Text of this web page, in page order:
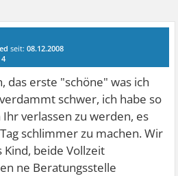
seit:08.12.2008
4
das erste "schöne" was ich
schwer, ich habe so
verlassen zu werden, es
schlimmer zu machen. Wir
beide Vollzeit
ne Beratungsstelle